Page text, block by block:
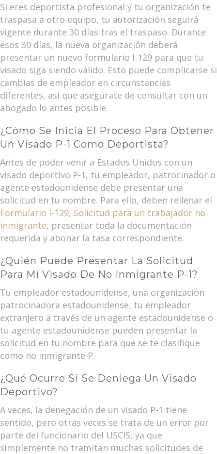
Si eres deportista profesional y tu organización te
traspasa a otro equipo, tu autorización seguirá
vigente durante 30 días tras el traspaso. Durante
esos 30 días, la nueva organización deberá
presentar un nuevo formulario I-129 para que tu
visado siga siendo válido. Esto puede complicarse si
cambias de empleador en circunstancias
diferentes, así que asegúrate de consultar con un
abogado lo antes posible.
¿Cómo Se Inicia El Proceso Para Obtener
Un Visado P-1 Como Deportista?
Antes de poder venir a Estados Unidos con un
visado deportivo P-1, tu empleador, patrocinador o
agente estadounidense debe presentar una
solicitud en tu nombre. Para ello, deben rellenar el
Formulario I-129, Solicitud para un trabajador no
inmigrante, presentar toda la documentación
requerida y abonar la tasa correspondiente.
¿Quién Puede Presentar La Solicitud
Para Mi Visado De No Inmigrante P-1?
Tu empleador estadounidense, una organización
patrocinadora estadounidense, tu empleador
extranjero a través de un agente estadounidense o
tu agente estadounidense pueden presentar la
solicitud en tu nombre para que se te clasifique
como no inmigrante P.
¿Qué Ocurre Si Se Deniega Un Visado
Deportivo?
A veces, la denegación de un visado P-1 tiene
sentido, pero otras veces se trata de un error por
parte del funcionario del USCIS, ya que
simplemente no tramitan muchas solicitudes de